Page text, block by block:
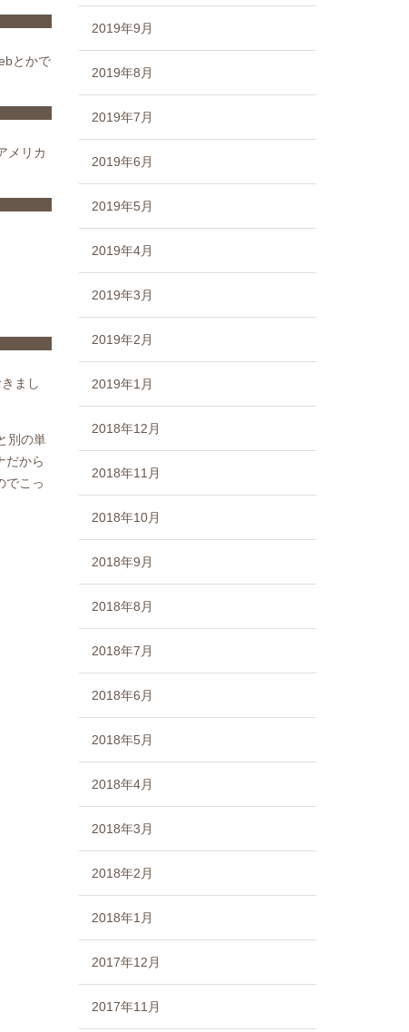
とかで
メリカ
まし
別の単
だから
でこっ
2019年9月
2019年8月
2019年7月
2019年6月
2019年5月
2019年4月
2019年3月
2019年2月
2019年1月
2018年12月
2018年11月
2018年10月
2018年9月
2018年8月
2018年7月
2018年6月
2018年5月
2018年4月
2018年3月
2018年2月
2018年1月
2017年12月
2017年11月